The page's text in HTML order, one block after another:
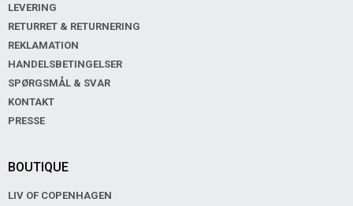
LEVERING
RETURRET & RETURNERING
REKLAMATION
HANDELSBETINGELSER
SPØRGSMÅL & SVAR
KONTAKT
PRESSE
BOUTIQUE
LIV OF COPENHAGEN